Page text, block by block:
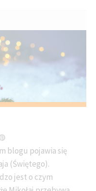
blogu pojawia się
(Świętego).
jest o czym